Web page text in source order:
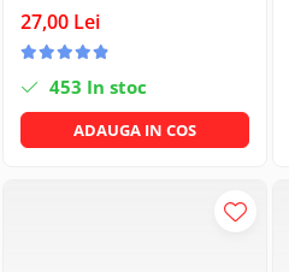
Scule, unelte si masini
Sfoara si franghii
Suruburi, dibluri si accesorii
prindere
27,00 Lei
453 In stoc
ADAUGA IN COS